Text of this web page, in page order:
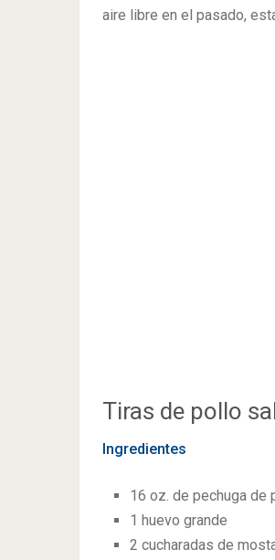
aire libre en el pasado,
Tiras de pollo
Ingredientes
16 oz. de pechuga de
1 huevo grande
2 cucharadas de